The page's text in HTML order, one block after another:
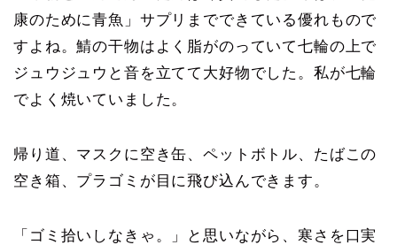
康のために青魚」サプリまでできている優れもので
すよね。鯖の干物はよく脂がのっていて七輪の上で
ジュウジュウと音を立てて大好物でした。私が七輪
でよく焼いていました。
帰り道、マスクに空き缶、ペットボトル、たばこの
空き箱、プラゴミが目に飛び込んできます。
「ゴミ拾いしなきゃ。」と思いながら、寒さを口実